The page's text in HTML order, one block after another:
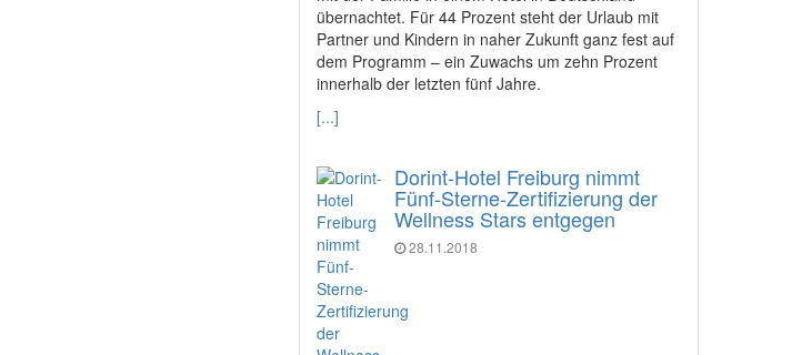
übernachtet. Für 44 Prozent steht der Urlaub mit
Partner und Kindern in naher Zukunft ganz fest auf
dem Programm – ein Zuwachs um zehn Prozent
innerhalb der letzten fünf Jahre.
[...]
Dorint-Hotel Freiburg nimmt
Fünf-Sterne-Zertifizierung der
Wellness Stars entgegen
28.11.2018